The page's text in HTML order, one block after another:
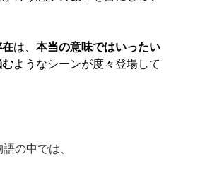
在は、 本当の意味ではいったい
むようなシーンが度々登場して
の中では、